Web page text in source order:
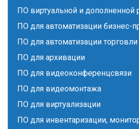
ПО виртуальной и дополненной
ПО для автоматизации бизнес-
ПО для автоматизации торговли
ПО для архивации
ПО для видеоконференцсвязи
ПО для видеомонтажа
ПО для виртуализации
ПО для инвентаризации,